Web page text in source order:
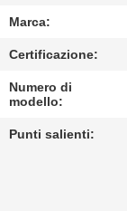
SITO
Marca:
Certificazione:
Numero di
modello:
Punti salienti: